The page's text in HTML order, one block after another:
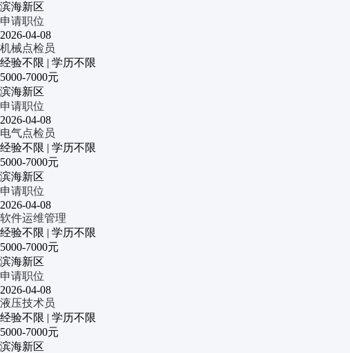
滨海新区
申请职位
2026-04-08
机械点检员
经验不限 | 学历不限
5000-7000元
滨海新区
申请职位
2026-04-08
电气点检员
经验不限 | 学历不限
5000-7000元
滨海新区
申请职位
2026-04-08
软件运维管理
经验不限 | 学历不限
5000-7000元
滨海新区
申请职位
2026-04-08
液压技术员
经验不限 | 学历不限
5000-7000元
滨海新区